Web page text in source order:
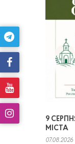
9
МІСТА
07.08.2026